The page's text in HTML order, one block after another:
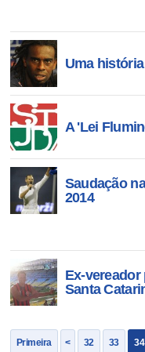
Uma
A 'Lei
Saudação
2014
Ex-
Santa
Primeira < 32 33 34